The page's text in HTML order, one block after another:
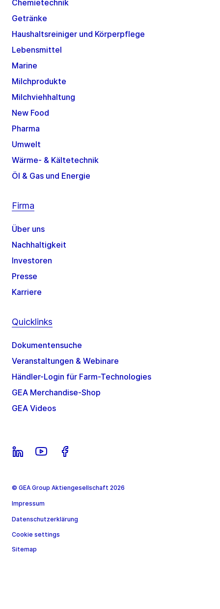
Chemietechnik
Getränke
Haushaltsreiniger und Körperpflege
Lebensmittel
Marine
Milchprodukte
Milchviehhaltung
New Food
Pharma
Umwelt
Wärme- & Kältetechnik
Öl & Gas und Energie
Firma
Über uns
Nachhaltigkeit
Investoren
Presse
Karriere
Quicklinks
Dokumentensuche
Veranstaltungen & Webinare
Händler-Login für Farm-Technologies
GEA Merchandise-Shop
GEA Videos
© GEA Group Aktiengesellschaft 2026
Impressum
Datenschutzerklärung
Cookie settings
Sitemap